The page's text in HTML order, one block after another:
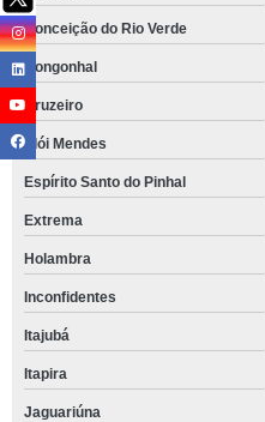
Conceição do Rio Verde
Congonhal
Cruzeiro
Elói Mendes
Espírito Santo do Pinhal
Extrema
Holambra
Inconfidentes
Itajubá
Itapira
Jaguariúna